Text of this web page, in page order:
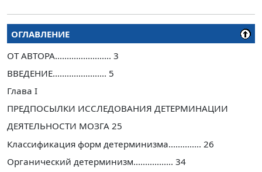
ОГЛАВЛЕНИЕ
ОТ АВТОРА........................ 3
ВВЕДЕНИЕ....................... 5
Глава I
ПРЕДПОСЫЛКИ ИССЛЕДОВАНИЯ ДЕТЕРМИНАЦИИ
ДЕЯТЕЛЬНОСТИ МОЗГА 25
Классификация форм детерминизма.............. 26
Органический детерминизм................. 34